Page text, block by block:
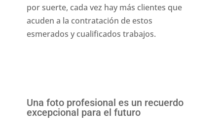
por suerte, cada vez hay más clientes que
acuden a la contratación de estos
esmerados y cualificados trabajos.
Una foto profesional es un recuerdo
excepcional para el futuro